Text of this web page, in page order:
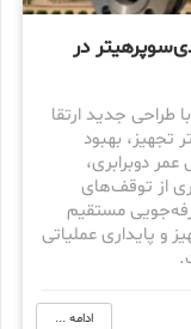
دی‌سوپرهیتر در
نوری دی‌سوپر هیتر واحد ۹۷۰ را با طراحی جدید ارتقا
تجهیز، بهبود
دوبرابری،
از توقف‌های
۴۰ هزار دلار صرفه‌جویی مستقیم
و پایداری عملیاتی
ادامه ...